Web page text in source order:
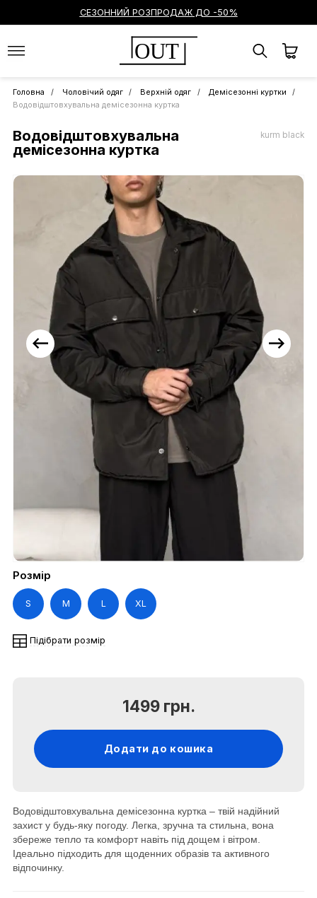
СЕЗОННИЙ РОЗПРОДАЖ ДО -50%
OUT
Головна Чоловічий одяг Верхній одяг
Демісезонні куртки
Водовідштовхувальна демісезонна куртка
Водовідштовхувальна
демісезонна куртка
kurm black
Розмір
S M L XL
Підібрати розмір
1499 грн.
Додати до кошика
Водовідштовхувальна демісезонна куртка – твій надійний
захист у будь-яку погоду. Легка, зручна та стильна, вона
збереже тепло та комфорт навіть під дощем і вітром.
Ідеально підходить для щоденних образів та активного
відпочинку.